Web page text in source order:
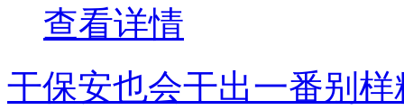
查看详情
干保安也会干出一番别样